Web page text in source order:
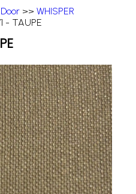
>> WHISPER
- TAUPE